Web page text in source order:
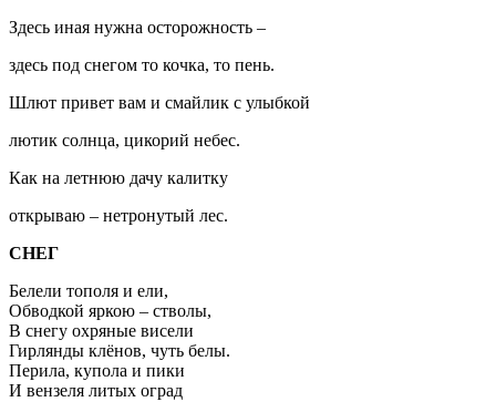
Здесь иная нужна осторожность –
здесь под снегом то кочка, то пень.
Шлют привет вам и смайлик с улыбкой
лютик солнца, цикорий небес.
Как на летнюю дачу калитку
открываю – нетронутый лес.
СНЕГ
Белели тополя и ели,
Обводкой яркою – стволы,
В снегу охряные висели
Гирлянды клёнов, чуть белы.
Перила, купола и пики
И вензеля литых оград